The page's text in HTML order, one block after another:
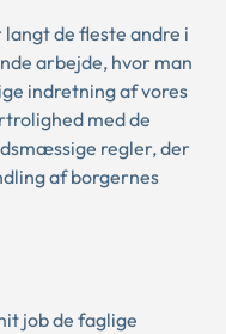
de fleste andre i
arbejde, hvor man
indretning af vores
med de
regler, der
af borgernes
job de faglige